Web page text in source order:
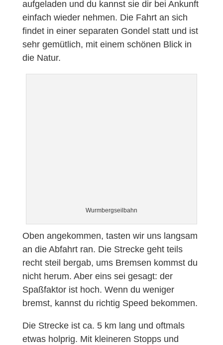
aufgeladen und du kannst sie dir bei Ankunft
einfach wieder nehmen. Die Fahrt an sich
findet in einer separaten Gondel statt und ist
sehr gemütlich, mit einem schönen Blick in
die Natur.
Wurmbergseilbahn
Oben angekommen, tasten wir uns langsam
an die Abfahrt ran. Die Strecke geht teils
recht steil bergab, ums Bremsen kommst du
nicht herum. Aber eins sei gesagt: der
Spaßfaktor ist hoch. Wenn du weniger
bremst, kannst du richtig Speed bekommen.
Die Strecke ist ca. 5 km lang und oftmals
etwas holprig. Mit kleineren Stopps und